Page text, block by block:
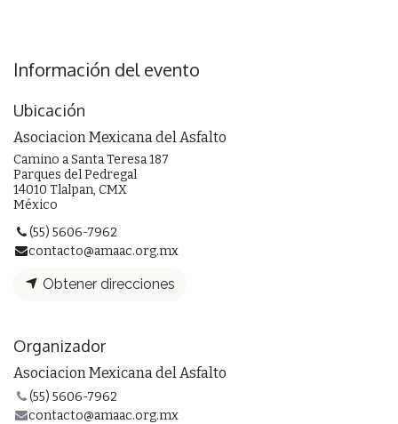
Información del evento
Ubicación
Asociacion Mexicana del Asfalto
Camino a Santa Teresa 187
Parques del Pedregal
14010 Tlalpan, CMX
México
(55) 5606-7962
contacto@amaac.org.mx
Obtener direcciones
Organizador
Asociacion Mexicana del Asfalto
(55) 5606-7962
contacto@amaac.org.mx